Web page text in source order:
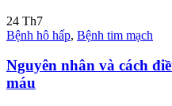
24 Th7
Bệnh hô hấp, Bệnh tim mạch
Nguyên nhân và cách
máu